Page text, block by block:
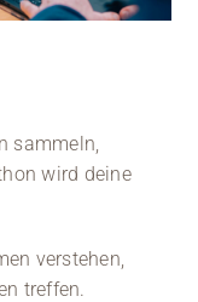
sammeln,
wird deine
verstehen,
treffen.